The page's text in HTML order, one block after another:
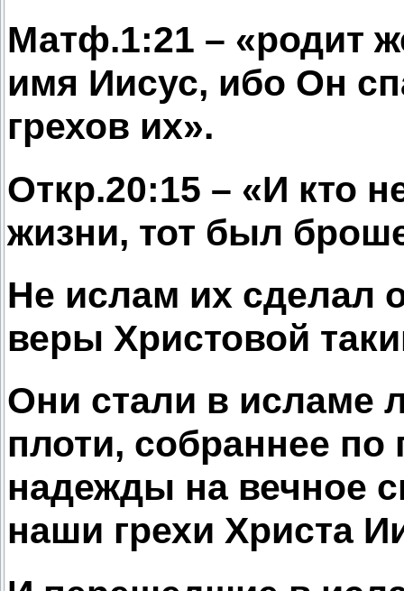
Матф.1:21 – «родит
имя Иисус, ибо Он
грехов их».
Откр.20:15 – «И кто
жизни, тот был
Не ислам их сделал
веры Христовой
Они стали в исламе
плоти, собраннее по
надежды на вечное
наши грехи Христа